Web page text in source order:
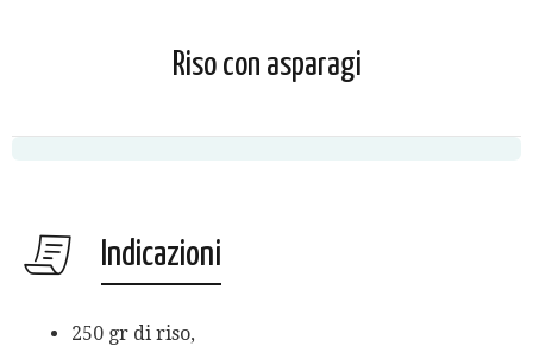
Riso con asparagi
Indicazioni
250 gr di riso,